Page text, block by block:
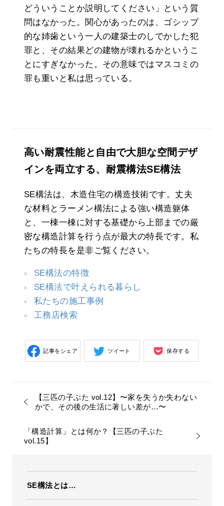
どういうことか説明してください」という質
問はなかった。関心があったのは、ゴシップ
的な姉歯という一人の建築士のしでかした犯
罪と、その結果どの建物が壊れるかというこ
とにすぎなかった。その意味ではマスコミの
罪も重いと私は思っている。
高い耐震性能と自由で大胆な空間デザ
インを両立する、耐震構法SE構法
SE構法は、木造住宅の構造技術です。丈夫
な材料とラーメン構法による強い構造躯体
と、一棟一棟に対する基礎から上部までの厳
密な構造計算を行う点が最大の特長です。私
たちの特長を是非ご覧ください。
SE構法の特徴
SE構法で叶えられる暮らし
私たちの施工事例
工務店検索
記事をシェア ツイート 保存する
【三匹の子ぶた vol.12】〜家を失うか失わない
かで、その後の生活に著しい差が…〜
「構造計算」とは何か？【三匹の子ぶた
vol.15】
SE構法とは…